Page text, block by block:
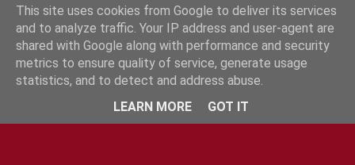
This site uses cookies from Google to deliver its services
and to analyze traffic. Your IP address and user-agent are
shared with Google along with performance and security
metrics to ensure quality of service, generate usage
statistics, and to detect and address abuse.
LEARN MORE
GOT IT